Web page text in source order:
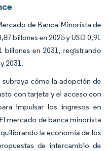
de Banca Minorista de
billones en 2025 y USD 0,91
billones en 2031, registrando
2031.
cómo la adopción de
con tarjeta y el acceso con
impulsar los ingresos en
mercado de banca minorista
la economía de los
de intercambio de